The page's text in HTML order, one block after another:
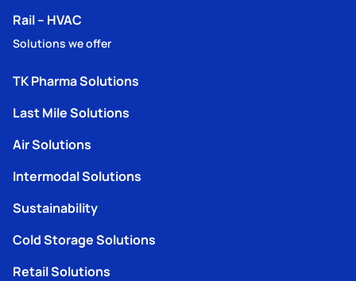
Rail – HVAC
Solutions we offer
TK Pharma Solutions
Last Mile Solutions
Air Solutions
Intermodal Solutions
Sustainability
Cold Storage Solutions
Retail Solutions